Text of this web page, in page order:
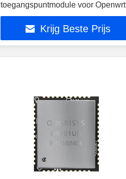
toegangspuntmodule voor Openwrt
Krijg Beste Prijs